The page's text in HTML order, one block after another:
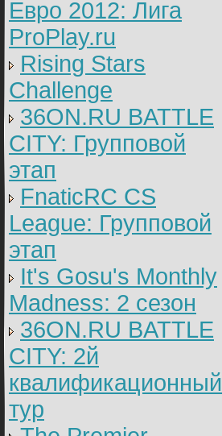
Евро 2012: Лига
ProPlay.ru
Rising Stars
Challenge
36ON.RU BATTLE
CITY: Групповой
этап
FnaticRC CS
League: Групповой
этап
It's Gosu's Monthly
Madness: 2 сезон
36ON.RU BATTLE
CITY: 2й
квалификационный
тур